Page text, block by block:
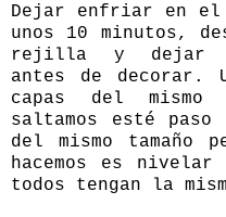
Dejar enfriar en
unos 10 minutos,
rejilla y dejar
antes de decorar.
capas del mismo
saltamos esté paso
del mismo
hacemos es
todos tengan la